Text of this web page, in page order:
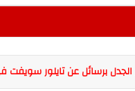
الجدل برسائل عن تايلور سويفت